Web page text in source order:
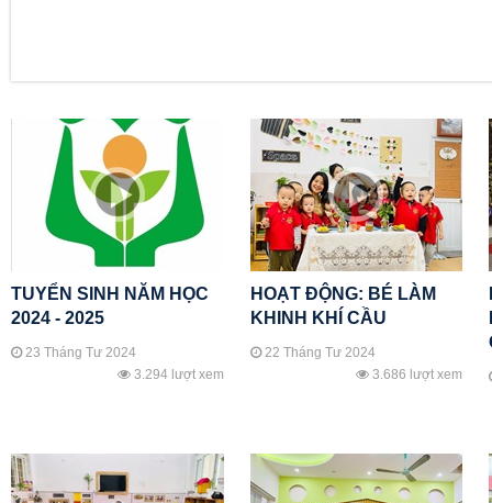
TUYỂN SINH NĂM HỌC
2024 - 2025
23 Tháng Tư 2024
3.294 lượt xem
HOẠT ĐỘNG: BÉ LÀM
KHINH KHÍ CẦU
22 Tháng Tư 2024
3.686 lượt xem